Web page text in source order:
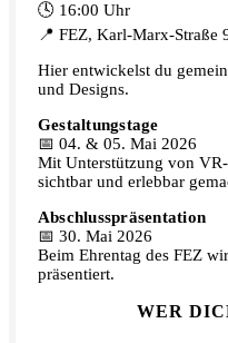
🕓 16:00 Uhr
📍 FEZ, Karl-Marx-Straße
Hier entwickelst du
und Designs.
Gestaltungstage
📅 04. & 05. Mai 2026
Mit Unterstützung von
sichtbar und erlebbar
Abschlusspräsentation
📅 30. Mai 2026
Beim Ehrentag des FEZ
präsentiert.
WER